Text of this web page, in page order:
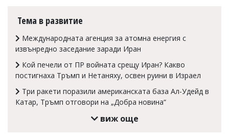
Колев,
office@flagman.bg
под
статиите
въвеждат
Тема в развитие
Международната агенция за атомна енергия с
извънредно заседание заради Иран
Кой печели от ПР войната срещу Иран? Какво
постигнаха Тръмп и Нетаняху, освен руини в Израел
Три ракети поразили американската база Ал-Удейд в
Катар, Тръмп отговори на „Добра новина“
виж още